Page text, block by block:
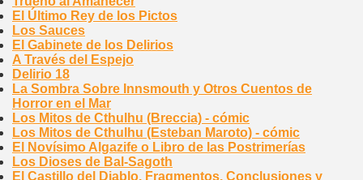
El Último Rey de los Pictos
Los Sauces
El Gabinete de los Delirios
A Través del Espejo
Delirio 18
La Sombra Sobre Innsmouth y Otros Cuentos de
Horror en el Mar
Los Mitos de Cthulhu (Breccia) - cómic
Los Mitos de Cthulhu (Esteban Maroto) - cómic
El Novísimo Algazife o Libro de las Postrimerías
Los Dioses de Bal-Sagoth
El Castillo del Diablo. Fragmentos, Conclusiones y